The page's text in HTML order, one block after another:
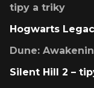
tipy a triky
Hogwarts
Dune:
Silent Hill 2 –